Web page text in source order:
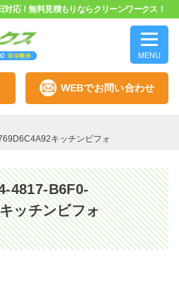
応！無料見積もりならクリーンワークス！
MENU
WEBでお問い合わせ
キッチンビフォ
4817-B6F0-
ッチンビフォ